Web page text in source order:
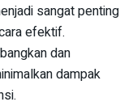
sangat penting
efektif.
dan
dampak